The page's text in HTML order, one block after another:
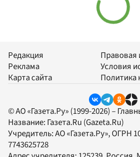
Редакция
Реклама
Карта сайта
Условия
Политика
© АО «Газета.Ру» (1999-2026) –
Название: Газета.Ru (Gazeta.Ru)
Учредитель:АО «Газета.Ру», ОГРН
7743625728